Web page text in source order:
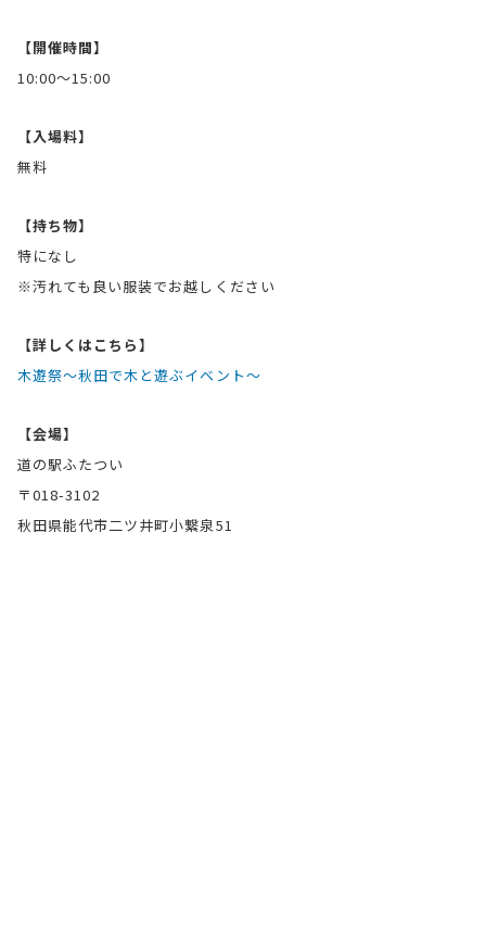
【開催時間】
10:00〜15:00
【入場料】
無料
【持ち物】
特になし
※汚れても良い服装でお越しください
【詳しくはこちら】
木遊祭〜秋田で木と遊ぶイベント〜
【会場】
道の駅ふたつい
〒018-3102
秋田県能代市二ツ井町小繋泉51